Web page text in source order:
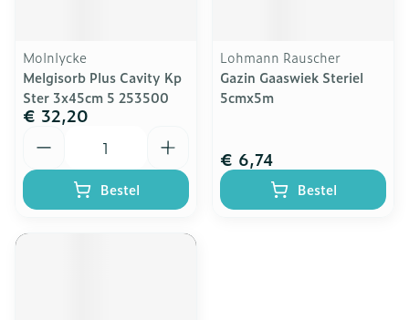
Molnlycke
Melgisorb Plus Cavity Kp
Ster 3x45cm 5 253500
€ 32,20
Bestel
Lohmann Rauscher
Gazin Gaaswiek Steriel
5cmx5m
€ 6,74
Bestel